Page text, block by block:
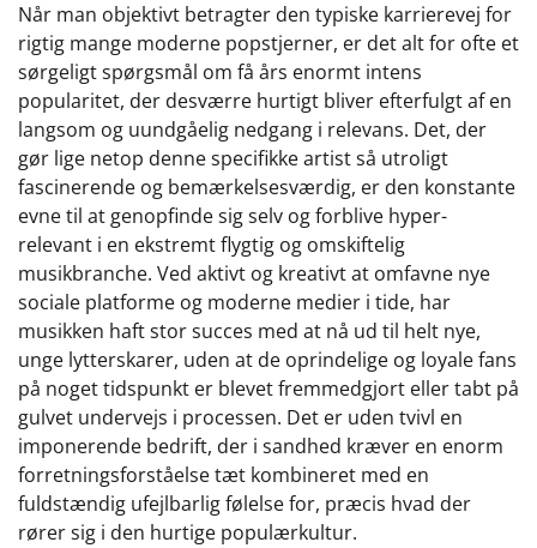
Når man objektivt betragter den typiske karrierevej for
rigtig mange moderne popstjerner, er det alt for ofte et
sørgeligt spørgsmål om få års enormt intens
popularitet, der desværre hurtigt bliver efterfulgt af en
langsom og uundgåelig nedgang i relevans. Det, der
gør lige netop denne specifikke artist så utroligt
fascinerende og bemærkelsesværdig, er den konstante
evne til at genopfinde sig selv og forblive hyper-
relevant i en ekstremt flygtig og omskiftelig
musikbranche. Ved aktivt og kreativt at omfavne nye
sociale platforme og moderne medier i tide, har
musikken haft stor succes med at nå ud til helt nye,
unge lytterskarer, uden at de oprindelige og loyale fans
på noget tidspunkt er blevet fremmedgjort eller tabt på
gulvet undervejs i processen. Det er uden tvivl en
imponerende bedrift, der i sandhed kræver en enorm
forretningsforståelse tæt kombineret med en
fuldstændig ufejlbarlig følelse for, præcis hvad der
rører sig i den hurtige populærkultur.